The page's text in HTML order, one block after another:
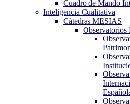
Cuadro de Mando
Inteligencia Cualitativa
Cátedras MESIAS
Observatorios